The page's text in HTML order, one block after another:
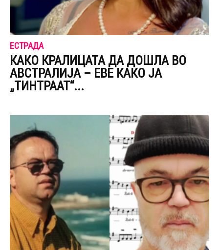
ЕСТРАДА
КАКО КРАЛИЦАТА ДА ДОШЛА ВО
АВСТРАЛИЈА – ЕВЕ КАКО ЈА
„ТИНТРААТ“...